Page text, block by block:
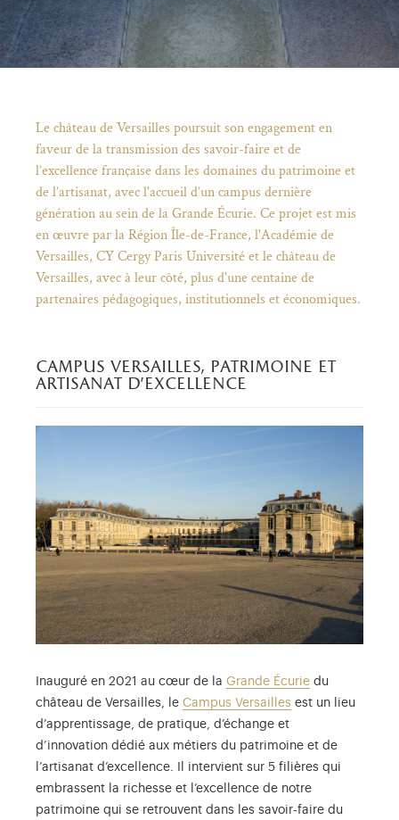
Le château de Versailles poursuit son engagement en
faveur de la transmission des savoir-faire et de
l’excellence française dans les domaines du patrimoine et
de l’artisanat, avec l'accueil d’un campus dernière
génération au sein de la Grande Écurie. Ce projet est mis
en œuvre par la Région Île-de-France, l'Académie de
Versailles, CY Cergy Paris Université et le château de
Versailles, avec à leur côté, plus d'une centaine de
partenaires pédagogiques, institutionnels et économiques.
campus versailles, patrimoine et
artisanat d’excellence
Inauguré en 2021 au cœur de la Grande Écurie du
château de Versailles, le Campus Versailles est un lieu
d’apprentissage, de pratique, d’échange et
d’innovation dédié aux métiers du patrimoine et de
l’artisanat d’excellence. Il intervient sur 5 filières qui
embrassent la richesse et l’excellence de notre
patrimoine qui se retrouvent dans les savoir-faire du